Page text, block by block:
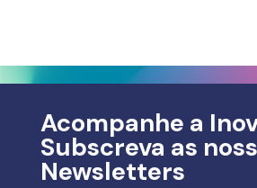
Acompanhe a
Subscreva as
Newsletters